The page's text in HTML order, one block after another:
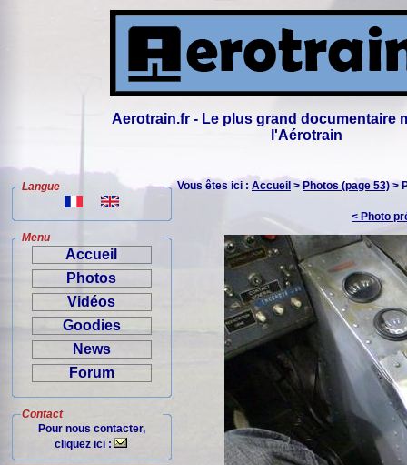
Aerotrain.fr - Le plus grand documentaire
l'Aérotrain
Langue
Menu
Accueil
Photos
Vidéos
Goodies
News
Forum
Contact
Pour nous contacter,
cliquez ici :
Vous êtes ici : Accueil > Photos (page 53) >
< Photo